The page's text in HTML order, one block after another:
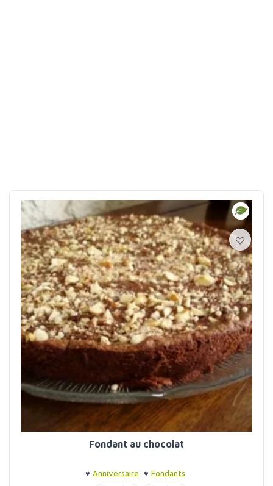
Fondant au chocolat
♥ Anniversaire ♥ Fondants